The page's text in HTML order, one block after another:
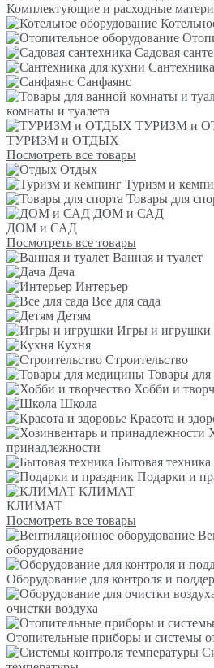
Комплектующие и расходные
Садовая
Санфаянс
комнаты и туалета
ТУРИЗМ и
ТУРИЗМ и ОТДЫХ
Посмотреть все товары
Отдых
Туризм и
Товары для
ДОМ и САД
ДОМ и САД
Посмотреть все товары
Ванная и туалет
Дача
Интерьер
Все для сада
Детям
Игры и игрушки
Кухня
Строительство
Товары
Хобби и
Школа
Красота и
принадлежности
Бытовая техника
Подарки и
КЛИМАТ
КЛИМАТ
Посмотреть все товары
оборудование
Оборудование для контроля и
очистки воздуха
Отопительные приборы и системы